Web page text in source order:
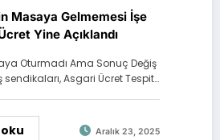
Masaya Gelmemesi İşe
Yine Açıklandı
Oturmadı Ama Sonuç Değiş
Asgari Ücret Tespit…
Aralık 23, 2025